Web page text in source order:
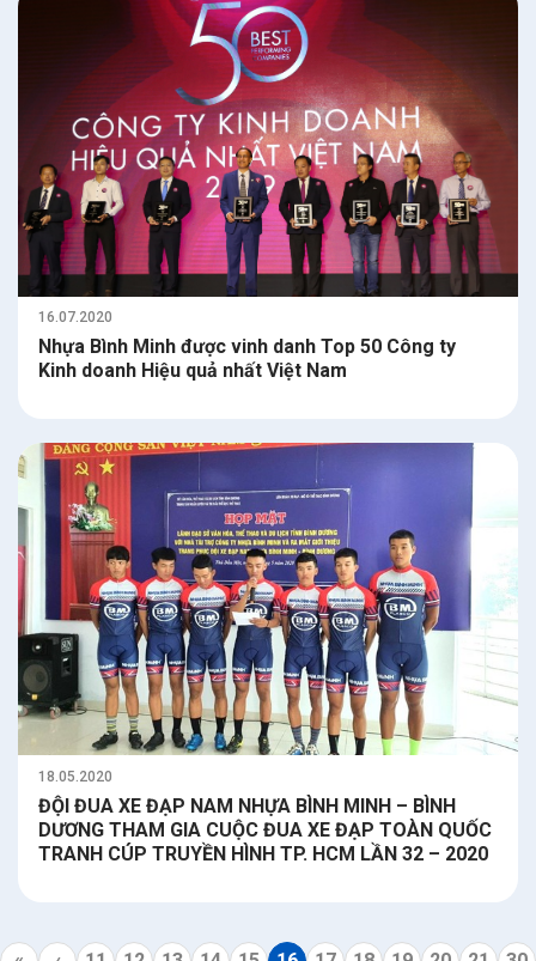
16.07.2020
Nhựa Bình Minh được vinh danh Top 50 Công ty
Kinh doanh Hiệu quả nhất Việt Nam
18.05.2020
ĐỘI ĐUA XE ĐẠP NAM NHỰA BÌNH MINH – BÌNH
DƯƠNG THAM GIA CUỘC ĐUA XE ĐẠP TOÀN QUỐC
TRANH CÚP TRUYỀN HÌNH TP. HCM LẦN 32 – 2020